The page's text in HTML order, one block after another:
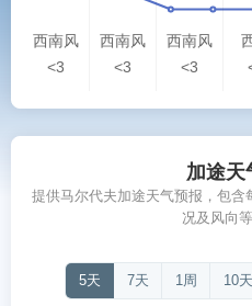
西南风
<3
西南风
<3
西南风
<3
加途天
提供马尔代夫加途天气预报，包
况及风向
5天 7天 1周 10天